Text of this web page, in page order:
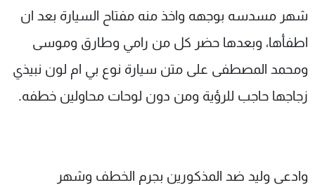
شهر مسدسه بوجهه واخذ منه مفتاح السيارة بعد ان
اطفأها، وبعدها حضر كل من رامي وطارق وموسى
ومحمد المصطفى على متن سيارة نوع بي ام لون نبيذي
زجاجها حاجب للرؤية ومن دون لوحات محاولين خطفه.
وادعى وليد ضد المذكورين بجرم الخطف وشهر